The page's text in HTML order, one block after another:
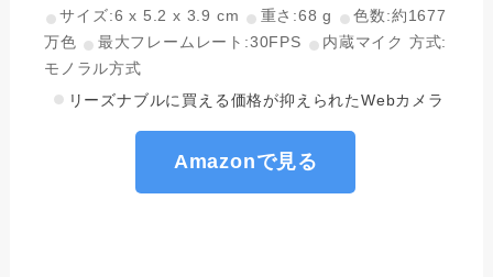
サイズ:6 x 5.2 x 3.9 cm
重さ:68 g
色数:約1677
万色
最大フレームレート:30FPS
内蔵マイク 方式:
モノラル方式
リーズナブルに買える価格が抑えられたWebカメラ
Amazonで見る